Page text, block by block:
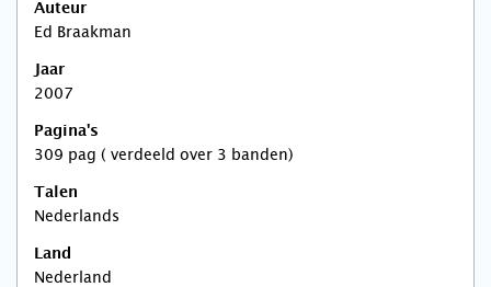
Auteur
Ed Braakman
Jaar
2007
Pagina's
309 pag ( verdeeld over 3 banden)
Talen
Nederlands
Land
Nederland